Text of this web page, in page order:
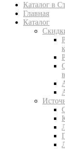
Каталог в
Главная
Каталог